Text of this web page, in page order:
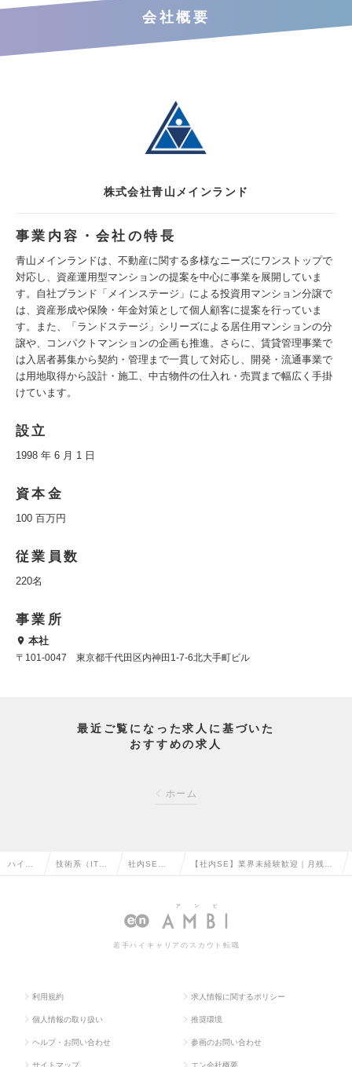
会社概要
株式会社青山メインランド
事業内容・会社の特長
青山メインランドは、不動産に関する多様なニーズにワンストップで
対応し、資産運用型マンションの提案を中心に事業を展開していま
す。自社ブランド「メインステージ」による投資用マンション分譲で
は、資産形成や保険・年金対策として個人顧客に提案を行っていま
す。また、「ランドステージ」シリーズによる居住用マンションの分
譲や、コンパクトマンションの企画も推進。さらに、賃貸管理事業で
は入居者募集から契約・管理まで一貫して対応し、開発・流通事業で
は用地取得から設計・施工、中古物件の仕入れ・売買まで幅広く手掛
けています。
設立
1998 年 6 月 1 日
資本金
100 百万円
従業員数
220名
事業所
本社
〒101-0047 東京都千代田区内神田1-7-6北大手町ビル
最近ご覧になった求人に基づいた
おすすめの求人
ホーム
ハイク 技術系（IT・ 社内SE・
理の転職
【社内SE】業界未経験歓迎｜月残業
上黒字経営の求人情報
若手ハイキャリアのスカウト転職
利用規約 求人情報に関するポリシー
個人情報の取り扱い 推奨環境
ヘルプ・お問い合わせ 参画のお問い合わせ
サイトマップ エン会社概要